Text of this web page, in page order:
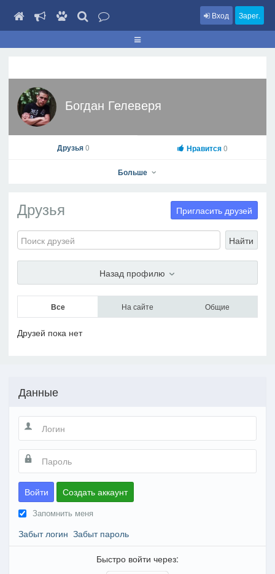
Вход Зарег.
Богдан Гелеверя
Богдан Гелеверя
На профиль
Фото Видео
Друзья0 Нравится0
Больше
Друзья
Найти
Пригласить друзей
Назад профилю
Все На сайте Общие
Друзей пока нет
Данные
Войти Создать аккаунт
Запомнить меня
Забыт логин Забыт пароль
Быстро войти через: